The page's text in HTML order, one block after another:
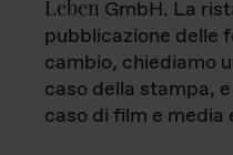
Leben GmbH. La
pubblicazione delle
cambio, chiediamo
caso della stampa,
caso di film e media